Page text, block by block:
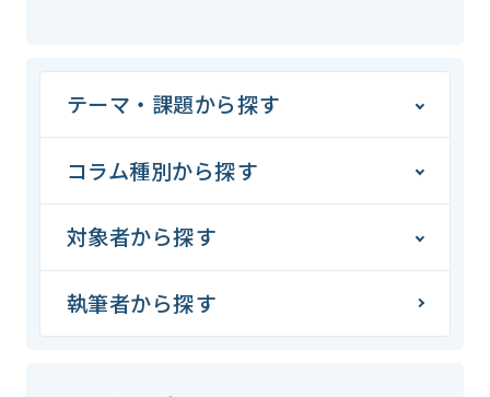
テーマ・課題から探す
コラム種別から探す
対象者から探す
執筆者から探す